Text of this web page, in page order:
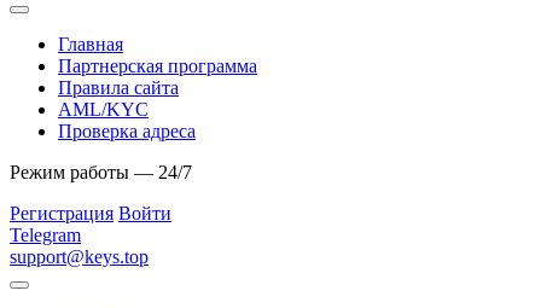
Главная
Партнерская программа
Правила сайта
AML/KYC
Проверка адреса
Режим работы — 24/7
Регистрация Войти
Telegram
support@keys.top